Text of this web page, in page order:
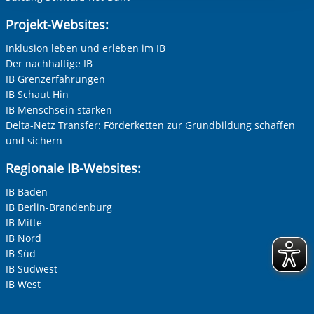
Projekt-Websites:
Inklusion leben und erleben im IB
Der nachhaltige IB
IB Grenzerfahrungen
IB Schaut Hin
IB Menschsein stärken
Delta-Netz Transfer: Förderketten zur Grundbildung schaffen
und sichern
Regionale IB-Websites:
IB Baden
IB Berlin-Brandenburg
IB Mitte
IB Nord
IB Süd
IB Südwest
IB West